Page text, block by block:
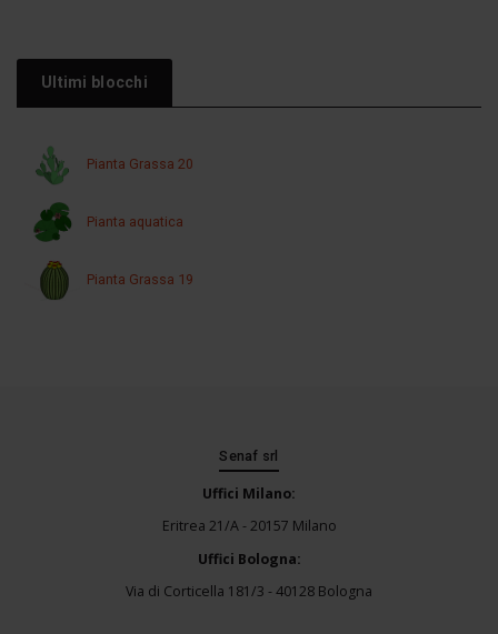
Ultimi blocchi
Pianta Grassa 20
Pianta aquatica
Pianta Grassa 19
Senaf srl
Uffici Milano:
Eritrea 21/A - 20157 Milano
Uffici Bologna:
Via di Corticella 181/3 - 40128 Bologna